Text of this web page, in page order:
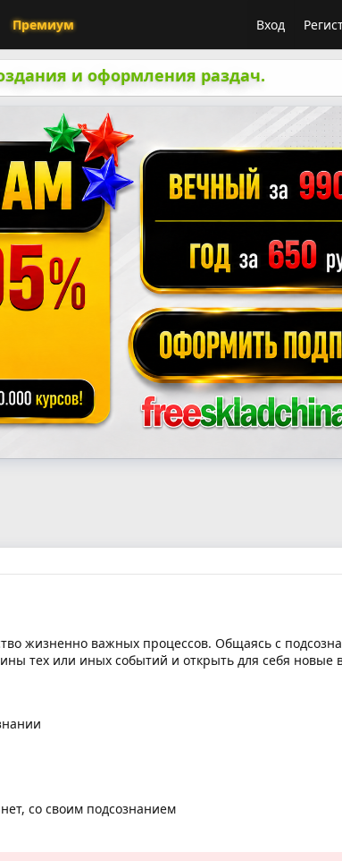
Премиум Вход
и оформления раздач.
жизненно важных процессов. Общаясь с
тех или иных событий и открыть для себя новые
со своим подсознанием